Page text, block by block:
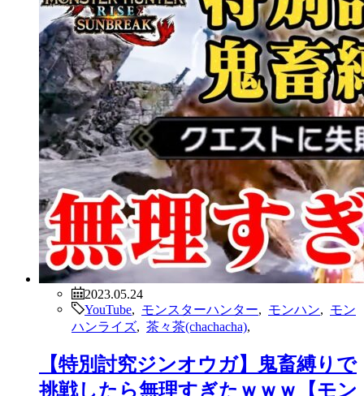
2023.05.24
YouTube
モンスターハンター モンハン
モン
ハンライズ
茶々茶(chachacha)
【特別討究ジンオウガ】鬼畜縛りで
挑戦したら無理すぎたｗｗｗ【モン